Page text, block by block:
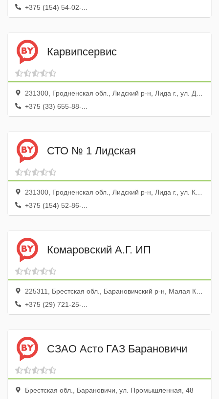
+375 (154) 54-02-...
Карвипсервис
231300, Гродненская обл., Лидский р-н, Лида г., ул. Достоевского, 18а
+375 (33) 655-88-...
СТО № 1 Лидская
231300, Гродненская обл., Лидский р-н, Лида г., ул. Качана, 7
+375 (154) 52-86-...
Комаровский А.Г. ИП
225311, Брестская обл., Барановичский р-н, Малая Колпеница дер., ул. Центральная, 167а
+375 (29) 721-25-...
СЗАО Асто ГАЗ Барановичи
Брестская обл., Барановичи, ул. Промышленная, 48